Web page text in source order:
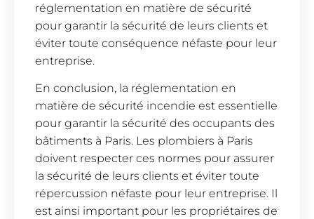
réglementation en matière de sécurité
pour garantir la sécurité de leurs clients et
éviter toute conséquence néfaste pour leur
entreprise.
En conclusion, la réglementation en
matière de sécurité incendie est essentielle
pour garantir la sécurité des occupants des
bâtiments à Paris. Les plombiers à Paris
doivent respecter ces normes pour assurer
la sécurité de leurs clients et éviter toute
répercussion néfaste pour leur entreprise. Il
est ainsi important pour les propriétaires de